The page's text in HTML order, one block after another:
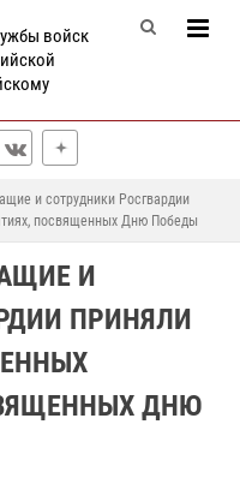
войск
и сотрудники Росгвардии
посвященных Дню Победы
И
ПРИНЯЛИ
ДНЮ